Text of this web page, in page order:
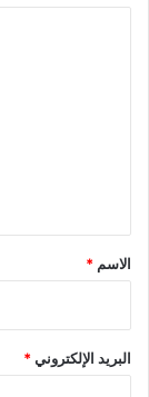
*
الاسم *
البريد الإلكتروني*